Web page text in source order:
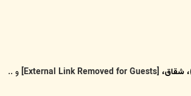
، شقاق، [External Link Removed for Guests]
و ..